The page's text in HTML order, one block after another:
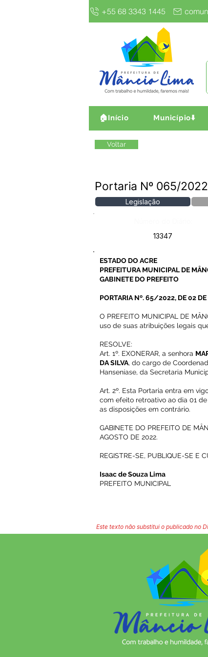
+55 68 3343 1445
🏠Início Município⬇️
Voltar
Portaria Nº 065/
Legislação
13347
ESTADO DO ACRE
PREFEITURA MUNICIPAL DE
GABINETE DO PREFEITO
PORTARIA Nº. 65/2022, DE 02
O PREFEITO MUNICIPAL DE
uso de suas atribuições legais
RESOLVE:
Art. 1º. EXONERAR, a senhora
DA SILVA, do cargo de
Hanseníase, da Secretaria
Art. 2º. Esta Portaria entra em
com efeito retroativo ao dia 01
as disposições em contrário.
GABINETE DO PREFEITO DE
AGOSTO DE 2022.
REGISTRE-SE, PUBLIQUE-SE E
Isaac de Souza Lima
PREFEITO MUNICIPAL
Este texto não substitui o publicado no